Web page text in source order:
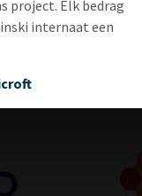
project. Elk bedrag
internaat een